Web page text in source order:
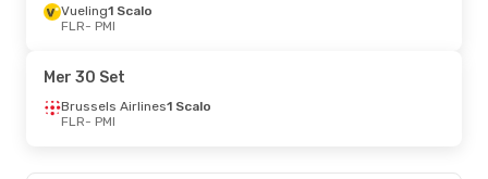
Vueling1 Scalo
FLR- PMI
Vueling1 Scalo
PMI- FLR
Mer 30 Set- Mar 6 Ott
Vueling1 Scalo
FLR- PMI
Mer 30 Set
Brussels Airlines1 Scalo
FLR- PMI